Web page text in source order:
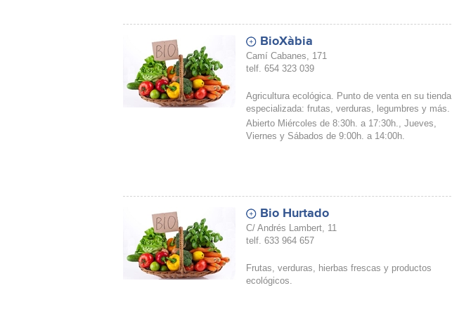
BioXàbia
Camí Cabanes, 171
telf. 654 323 039
Agricultura ecológica. Punto de venta en su tienda
especializada: frutas, verduras, legumbres y más.
Abierto Miércoles de 8:30h. a 17:30h., Jueves,
Viernes y Sábados de 9:00h. a 14:00h.
Bio Hurtado
C/ Andrés Lambert, 11
telf. 633 964 657
Frutas, verduras, hierbas frescas y productos
ecológicos.